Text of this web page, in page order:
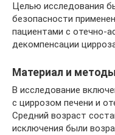
Целью исследования
безопасности
пациентами с отечно-
декомпенсации
Материал и методы
В исследование
с циррозом печени и
Средний возраст
исключения были